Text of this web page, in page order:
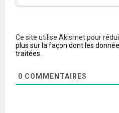
Ce site utilise Akismet pour
plus sur la façon dont les
traitées
0 COMMENTAIRES